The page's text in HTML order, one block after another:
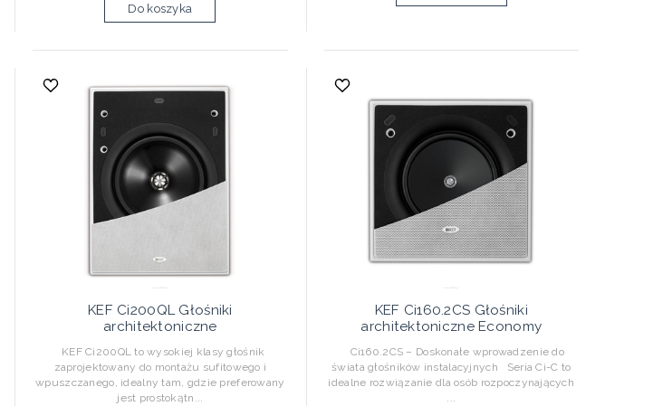
Do koszyka
KEF Ci200QL Głośniki
architektoniczne
KEF Ci200QL to wysokiej klasy głośnik
zaprojektowany do montażu sufitowego i
wpuszczanego, idealny tam, gdzie preferowany
jest prostokątn...
KEF Ci160.2CS Głośniki
architektoniczne Economy
Ci160.2CS – Doskonałe wprowadzenie do
świata głośników instalacyjnych Seria Ci-C to
idealne rozwiązanie dla osób rozpoczynających